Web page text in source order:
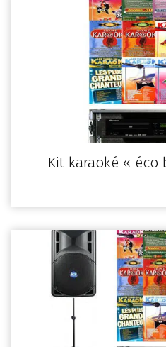
Kit karaoké « éco